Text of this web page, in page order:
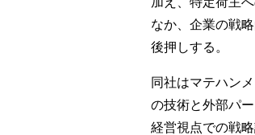
なか、企業の戦
後押しする。
同社はマテハン
の技術と外部パ
経営視点での戦